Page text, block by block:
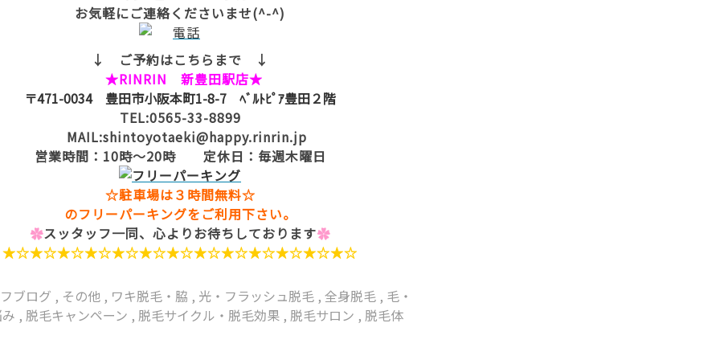
お気軽にご連絡くださいませ(^-^)
↓ ご予約はこちらまで ↓
★RINRIN 新豊田駅店★
〒471-0034 豊田市小阪本町1-8-7 ﾍﾞﾙﾄﾋﾟｱ豊田２階
TEL:0565-33-8899
MAIL:shintoyotaeki@happy.rinrin.jp
営業時間：10時～20時 定休日：毎週木曜日
☆駐車場は３時間無料☆
のフリーパーキングをご利用下さい。
✿スッタッフ一同、心よりお待ちしております✿
★☆★☆★☆★☆★☆★☆★☆★☆★☆★☆★☆★☆★☆
ブログ , その他 , ワキ脱毛・脇 , 光・フラッシュ脱毛 ,全身脱毛 , 毛・
, 脱毛キャンペーン , 脱毛サイクル・脱毛効果 , 脱毛サロン , 脱毛体